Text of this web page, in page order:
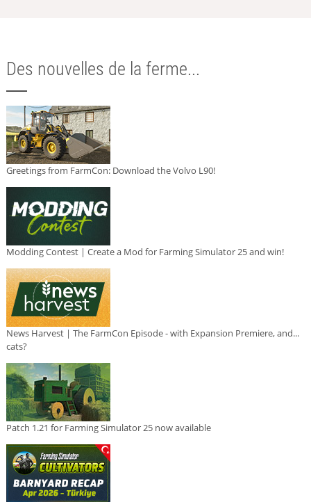
Des nouvelles de la ferme...
Greetings from FarmCon: Download the Volvo L90!
Modding Contest | Create a Mod for Farming Simulator 25 and win!
News Harvest | The FarmCon Episode - with Expansion Premiere, and...
cats?
Patch 1.21 for Farming Simulator 25 now available